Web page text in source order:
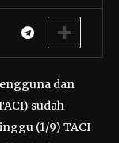
dan
sudah
(1/9) TACI